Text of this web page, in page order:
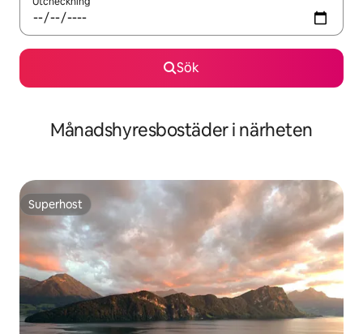
Sök
Månadshyresbostäder i närheten
Superhost
Superhost